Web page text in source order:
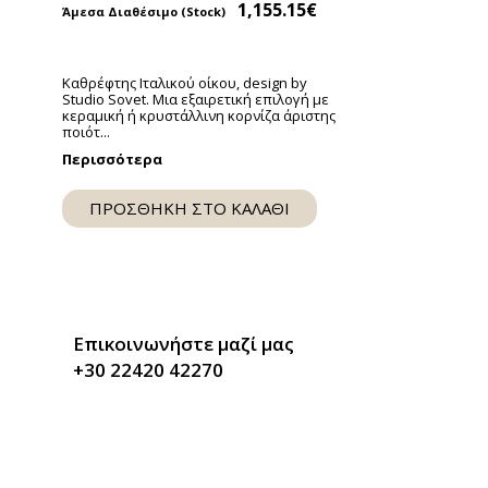
1,155.15€
Καθρέφτης Ιταλικού οίκου, design by
Studio Sovet. Μια εξαιρετική επιλογή με
κεραμική ή κρυστάλλινη κορνίζα άριστης
ποιότ...
Περισσότερα
ΠΡΟΣΘΗΚΗ ΣΤΟ ΚΑΛΑΘΙ
Επικοινωνήστε μαζί μας
+30 22420 42270